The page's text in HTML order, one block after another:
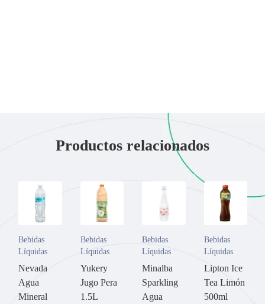
Productos relacionados
Bebidas
Líquidas
Nevada
Agua
Mineral
Bebidas
Líquidas
Yukery
Jugo Pera
1.5L
Bebidas
Líquidas
Minalba
Sparkling
Agua
Bebidas
Líquidas
Lipton Ice
Tea Limón
500ml